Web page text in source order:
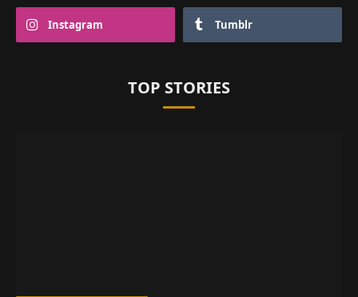
Instagram Tumblr
TOP STORIES